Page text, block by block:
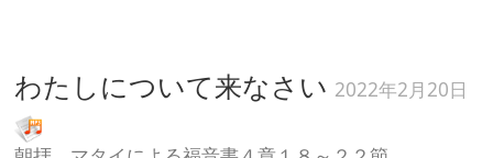
わたしについて来なさい 2022年2月20日